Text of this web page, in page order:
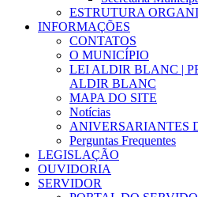
ESTRUTURA
INFORMAÇÕES
CONTATOS
O MUNICÍPIO
LEI ALDIR BLANC |
ALDIR BLANC
MAPA DO SITE
Notícias
ANIVERSARIANTES
Perguntas Frequentes
LEGISLAÇÃO
OUVIDORIA
SERVIDOR